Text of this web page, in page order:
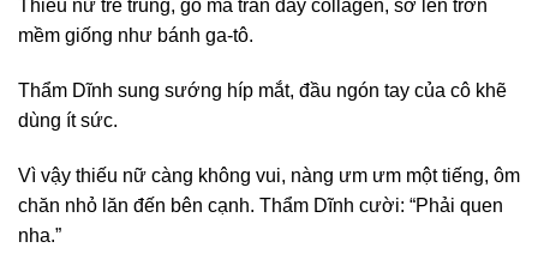
Thiếu nữ trẻ trung, gò má tràn đầy collagen, sờ lên trơn
mềm giống như bánh ga-tô.
Thẩm Dĩnh sung sướng híp mắt, đầu ngón tay của cô khẽ
dùng ít sức.
Vì vậy thiếu nữ càng không vui, nàng ưm ưm một tiếng, ôm
chăn nhỏ lăn đến bên cạnh. Thẩm Dĩnh cười: “Phải quen
nha.”